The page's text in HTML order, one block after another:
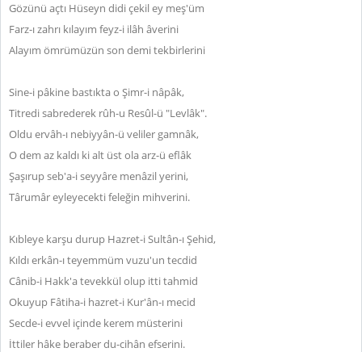
Gözünü açtı Hüseyn didi çekil ey meş'üm
Farz-ı zahrı kılayım feyz-i ilâh âverini
Alayım ömrümüzün son demi tekbirlerini
Sine-i pâkine bastıkta o Şimr-i nâpâk,
Titredi sabrederek rûh-u Resûl-ü "Levlâk".
Oldu ervâh-ı nebiyyân-ü veliler gamnâk,
O dem az kaldı ki alt üst ola arz-ü eflâk
Şaşırup seb'a-i seyyâre menâzil yerini,
Târumâr eyleyecekti feleğin mihverini.
Kıbleye karşu durup Hazret-i Sultân-ı Şehid,
Kıldı erkân-ı teyemmüm vuzu'un tecdid
Cânib-i Hakk'a tevekkül olup itti tahmid
Okuyup Fâtiha-i hazret-i Kur'ân-ı mecid
Secde-i evvel içinde kerem müsterini
İttiler hâke beraber du-cihân efserini.